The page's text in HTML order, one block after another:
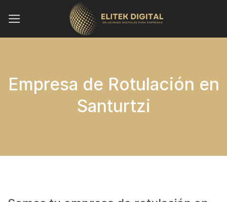
Empresa de Rotulación en
Santurtzi